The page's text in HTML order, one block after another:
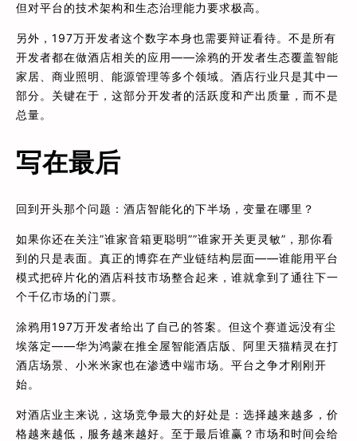
但对平台的技术架构和生态治理能力要求极高。
另外，197万开发者这个数字本身也需要辩证看待。不是所有
开发者都在做酒店相关的应用——涂鸦的开发者生态覆盖智能
家居、商业照明、能源管理等多个领域。酒店行业只是其中一
部分。关键在于，这部分开发者的活跃度和产出质量，而不是
总量。
写在最后
回到开头那个问题：酒店智能化的下半场，变量在哪里？
如果你还在关注”谁家音箱更聪明””谁家开关更灵敏”，那你看
到的只是表面。真正的博弈在产业链结构层面——谁能用平台
模式把碎片化的酒店科技市场整合起来，谁就拿到了通往下一
个千亿市场的门票。
涂鸦用197万开发者给出了自己的答案。但这个赛道远没有尘
埃落定——华为鸿蒙在推全屋智能酒店版、阿里天猫精灵在打
酒店场景、小米米家也在渗透中端市场。平台之争才刚刚开
始。
对酒店业主来说，这场竞争最大的好处是：选择越来越多，价
格越来越低，服务越来越好。至于最后谁赢？市场和时间会给